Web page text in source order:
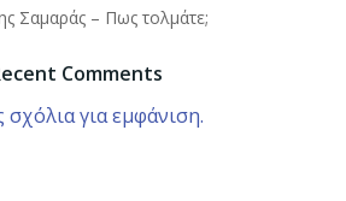
Σαμαράς – Πως τολμάτε;
Comments
σχόλια για εμφάνιση.